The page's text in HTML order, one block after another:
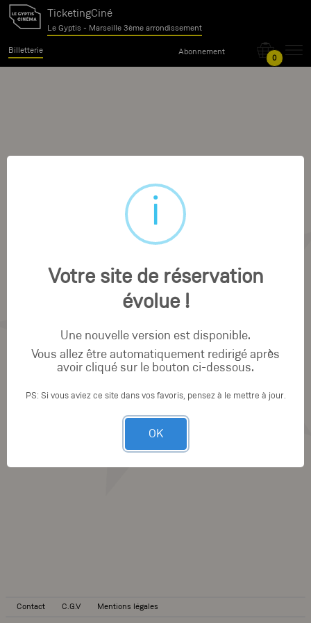
TicketingCiné
Le Gyptis - Marseille 3ème arrondissement
Billetterie Abonnement
0
Contact C.G.V Mentions légales
Votre site de réservation
évolue !
Une nouvelle version est disponible.
Vous allez être automatiquement redirigé après
avoir cliqué sur le bouton ci-dessous.
PS: Si vous aviez ce site dans vos favoris, pensez à le mettre à jour.
OK